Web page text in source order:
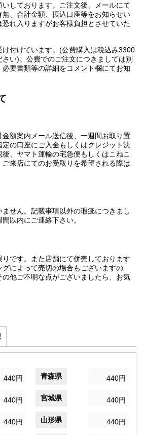
しております。ご注文後、メールにて
、合計金額、振込口座等をお知らせい
れ入りますがお客様負担とさせていた
付けています。(公費購入は税込み3300
い)。公費でのご注文につきましては別
要書類等の詳細をコメント欄にてお知
額案内メール送信後、一週間お取り置
定の口座にご入金もしくはクレジット決
、ヤマト運輸の宅急便もしくはこねこ
来店にてのお受取りを希望される際は
せん。記載事項以外の瑕疵につきまし
以内にご連絡下さい。
です。また店舗にて併売しております
によって売切の場合もございますの
他ご不明な点がございましたら、お気
440円 青森県 440円
440円 宮城県 440円
440円 山形県 440円